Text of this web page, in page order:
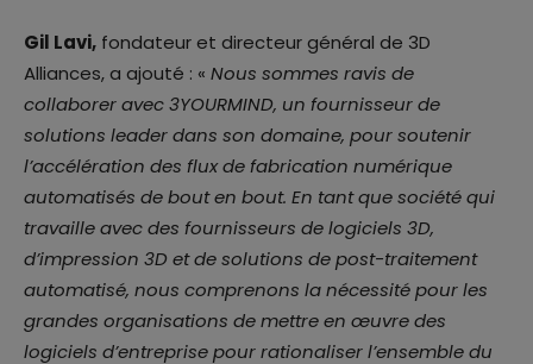
Gil Lavi, fondateur et directeur général de 3D
Alliances, a ajouté : « Nous sommes ravis de
collaborer avec 3YOURMIND, un fournisseur de
solutions leader dans son domaine, pour soutenir
l’accélération des flux de fabrication numérique
automatisés de bout en bout. En tant que société qui
travaille avec des fournisseurs de logiciels 3D,
d’impression 3D et de solutions de post-traitement
automatisé, nous comprenons la nécessité pour les
grandes organisations de mettre en œuvre des
logiciels d’entreprise pour rationaliser l’ensemble du